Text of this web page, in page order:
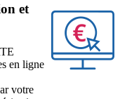
et
en ligne
votre